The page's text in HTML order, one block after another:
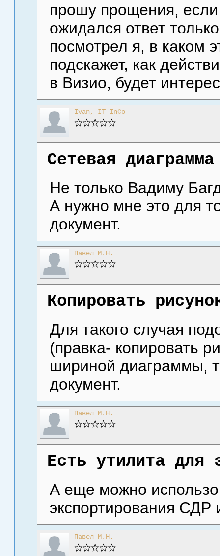
прошу прощения,
ожидался ответ
посмотрел я, в каком
подскажет, как
в Визио, будет
Ivan, IT InCo
Сетевая
Не только Вадиму
А нужно мне это для
документ.
Павел М.Н.
Копировать
Для такого случая
(правка- копировать
шириной диаграммы,
документ.
Павел М.Н.
Есть утилита для
А еще можно
экспортирования СДР
Павел М.Н.